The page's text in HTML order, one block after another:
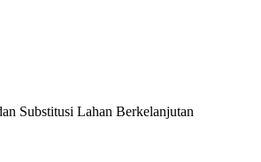
Substitusi Lahan Berkelanjutan